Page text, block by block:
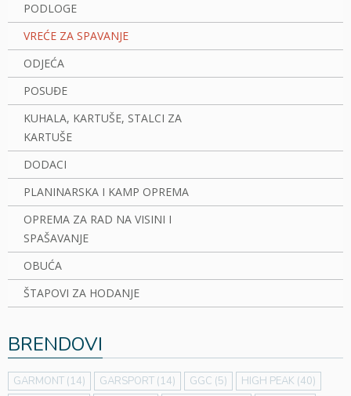
PODLOGE
VREĆE ZA SPAVANJE
ODJEĆA
POSUĐE
KUHALA, KARTUŠE, STALCI ZA
KARTUŠE
DODACI
PLANINARSKA I KAMP OPREMA
OPREMA ZA RAD NA VISINI I
SPAŠAVANJE
OBUĆA
ŠTAPOVI ZA HODANJE
BRENDOVI
GARMONT (14) GARSPORT (14) GGC (5) HIGH PEAK (40)